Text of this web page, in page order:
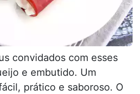
convidados com esses
e embutido. Um
prático e saboroso. O